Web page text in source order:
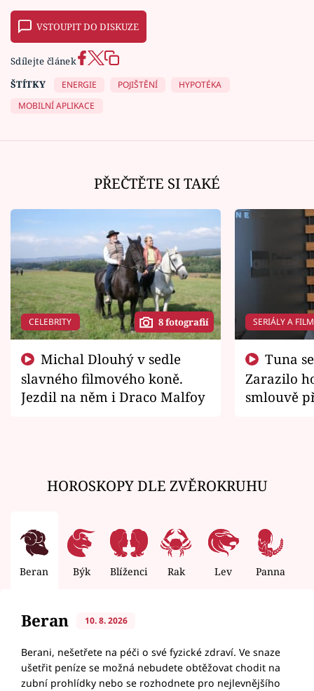
VSTOUPIT DO DISKUZE
Sdílejte článek
ŠTÍTKY
ENERGIE POJIŠTĚNÍ
HYPOTÉKA
MOBILNÍ APLIKACE
PŘEČTĚTE SI TAKÉ
CELEBRITY 8 fotografií
slavného filmového koně.
Jezdil na něm i Draco Malfoy
SERIÁLY A
Zarazilo
smlouvě
HOROSKOPY DLE ZVĚROKRUHU
Beran Býk Blíženci Rak Lev Panna
Beran 10. 8. 2026
Berani, nešetřete na péči o své fyzické zdraví. Ve snaze
ušetřit peníze se možná nebudete obtěžovat chodit na
zubní prohlídky nebo se rozhodnete pro nejlevnějšího